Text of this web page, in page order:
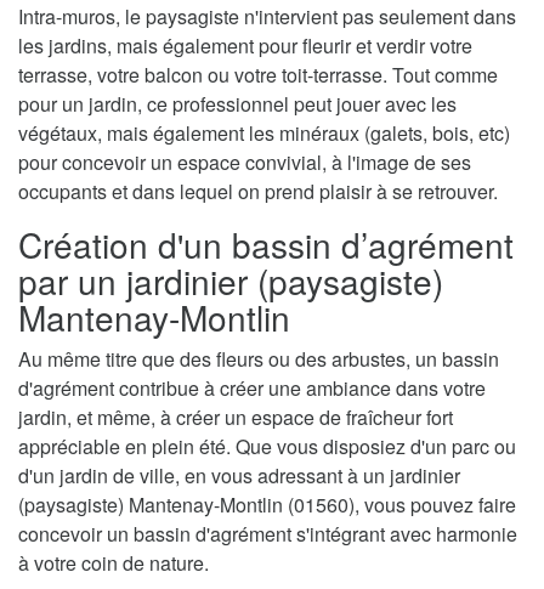
Intra-muros, le paysagiste n'intervient pas seulement dans
les jardins, mais également pour fleurir et verdir votre
terrasse, votre balcon ou votre toit-terrasse. Tout comme
pour un jardin, ce professionnel peut jouer avec les
végétaux, mais également les minéraux (galets, bois, etc)
pour concevoir un espace convivial, à l'image de ses
occupants et dans lequel on prend plaisir à se retrouver.
Création d'un bassin d’agrément
par un jardinier (paysagiste)
Mantenay-Montlin
Au même titre que des fleurs ou des arbustes, un bassin
d'agrément contribue à créer une ambiance dans votre
jardin, et même, à créer un espace de fraîcheur fort
appréciable en plein été. Que vous disposiez d'un parc ou
d'un jardin de ville, en vous adressant à un jardinier
(paysagiste) Mantenay-Montlin (01560), vous pouvez faire
concevoir un bassin d'agrément s'intégrant avec harmonie
à votre coin de nature.